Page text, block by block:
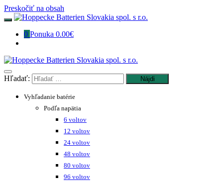
Preskočiť na obsah
0 Ponuka 0.00€
Hľadať:
Vyhľadanie batérie
Podľa napätia
6 voltov
12 voltov
24 voltov
48 voltov
80 voltov
96 voltov